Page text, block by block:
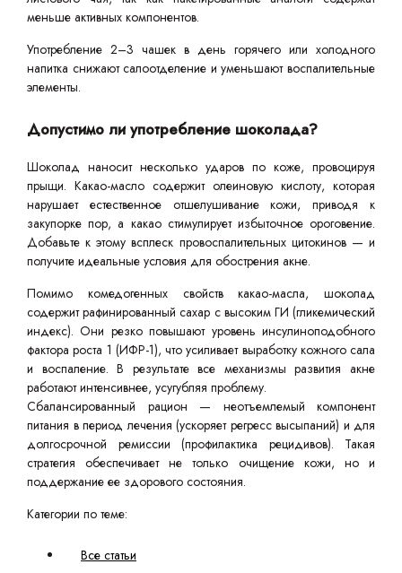
меньше активных компонентов.
Употребление 2–3 чашек в день горячего или холодного
напитка снижают салоотделение и уменьшают воспалительные
элементы.
Допустимо ли употребление шоколада?
Шоколад наносит несколько ударов по коже, провоцируя
прыщи. Какао-масло содержит олеиновую кислоту, которая
нарушает естественное отшелушивание кожи, приводя к
закупорке пор, а какао стимулирует избыточное ороговение.
Добавьте к этому всплеск провоспалительных цитокинов — и
получите идеальные условия для обострения акне.
Помимо комедогенных свойств какао-масла, шоколад
содержит рафинированный сахар с высоким ГИ (гликемический
индекс). Они резко повышают уровень инсулиноподобного
фактора роста 1 (ИФР-1), что усиливает выработку кожного сала
и воспаление. В результате все механизмы развития акне
работают интенсивнее, усугубляя проблему.
Сбалансированный рацион — неотъемлемый компонент
питания в период лечения (ускоряет регресс высыпаний) и для
долгосрочной ремиссии (профилактика рецидивов). Такая
стратегия обеспечивает не только очищение кожи, но и
поддержание ее здорового состояния.
Категории по теме:
Все статьи